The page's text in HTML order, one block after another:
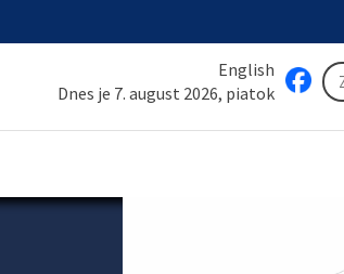
English
Dnes je 7. august 2026, piatok